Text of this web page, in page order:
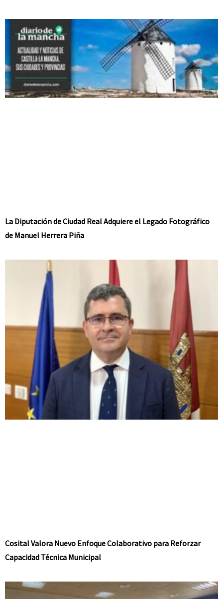
La Diputación de Ciudad Real Adquiere el Legado Fotográfico
de Manuel Herrera Piña
Cosital Valora Nuevo Enfoque Colaborativo para Reforzar
Capacidad Técnica Municipal